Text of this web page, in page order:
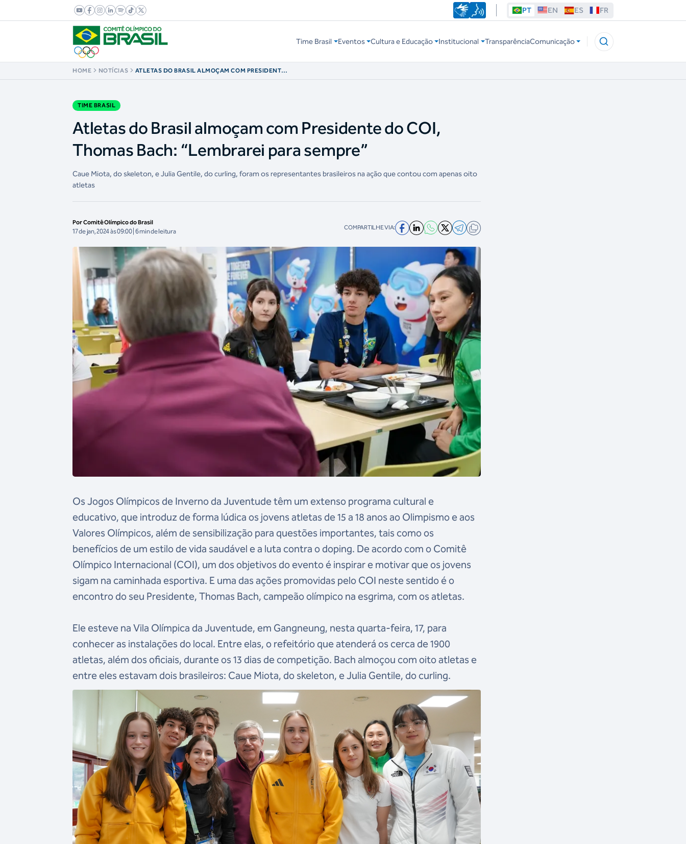
PT EN ES FR
Time Brasil Eventos Cultura e Educação Institucional TransparênciaComunicação
HOME NOTÍCIAS
ATLETAS DO BRASIL ALMOÇAM COM PRESIDENTE
TIME BRASIL
Atletas do Brasil almoçam com Presidente do COI,
Thomas Bach: “Lembrarei para sempre”
Caue Miota, do skeleton, e Julia Gentile, do curling, foram os representantes brasileiros na ação que contou com apenas oito
atletas
Por Comitê Olímpico do Brasil
17 de jan, 2024 às 09:00 | 6 min de leitura COMPARTILHE VIA:
Os Jogos Olímpicos de Inverno da Juventude têm um extenso programa cultural e
educativo, que introduz de forma lúdica os jovens atletas de 15 a 18 anos ao Olimpismo e aos
Valores Olímpicos, além de sensibilização para questões importantes, tais como os
benefícios de um estilo de vida saudável e a luta contra o doping. De acordo com o Comitê
Olímpico Internacional (COI), um dos objetivos do evento é inspirar e motivar que os jovens
sigam na caminhada esportiva. E uma das ações promovidas pelo COI neste sentido é o
encontro do seu Presidente, Thomas Bach, campeão olímpico na esgrima, com os atletas.
Ele esteve na Vila Olímpica da Juventude, em Gangneung, nesta quarta-feira, 17, para
conhecer as instalações do local. Entre elas, o refeitório que atenderá os cerca de 1900
atletas, além dos oficiais, durante os 13 dias de competição. Bach almoçou com oito atletas e
entre eles estavam dois brasileiros: Caue Miota, do skeleton, e Julia Gentile, do curling.